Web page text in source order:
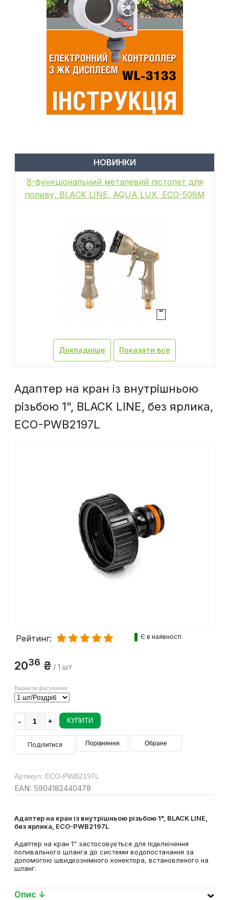
НОВИНКИ
8-функціональний металевий пістолет для
поливу, BLACK LINE, AQUA LUX, ECO-508M
Докладніше Показати все
Адаптер на кран із внутрішньою
різьбою 1", BLACK LINE, без ярлика,
ECO-PWB2197L
Рейтинг: Є в наявності
2036 ₴ / 1 шт
Варіанти фасування
КУПИТИ
Поділитися Порівняння Обране
Артикул: ECO-PWB2197L
EAN: 5904182440478
Адаптер на кран із внутрішньою різьбою 1", BLACK LINE,
без ярлика, ECO-PWB2197L
Адаптер на кран 1" застосовується для підключення
поливального шланга до системи водопостачання за
допомогою швидкознімного конектора, встановленого на
шланг.
Опис ↓